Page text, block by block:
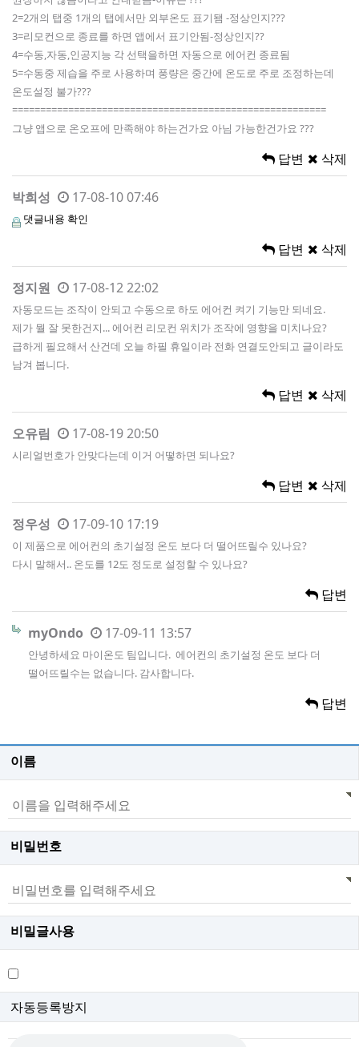
2=2개의 탭중 1개의 탭에서만 외부온도 표기됌 -정상인지???
3=리모컨으로 종료를 하면 앱에서 표기안됨-정상인지??
4=수동,자동,인공지능 각 선택을하면 자동으로 에어컨 종료됨
5=수동중 제습을 주로 사용하며 풍량은 중간에 온도로 주로 조정하는데
온도설정 불가???
========================================================
그냥 앱으로 온오프에 만족해야 하는건가요 아님 가능한건가요 ???
답변 삭제
박희성 17-08-10 07:46
댓글내용 확인
답변 삭제
정지원 17-08-12 22:02
자동모드는 조작이 안되고 수동으로 하도 에어컨 켜기 기능만 되네요.
제가 뭘 잘 못한건지... 에어컨 리모컨 위치가 조작에 영향을 미치나요?
급하게 필요해서 산건데 오늘 하필 휴일이라 전화 연결도안되고 글이라도
남겨 봅니다.
답변 삭제
오유림 17-08-19 20:50
시리얼번호가 안맞다는데 이거 어떻하면 되나요?
답변 삭제
정우성 17-09-10 17:19
이 제품으로 에어컨의 초기설정 온도 보다 더 떨어뜨릴수 있나요?
다시 말해서.. 온도를 12도 정도로 설정할 수 있나요?
답변
myOndo 17-09-11 13:57
안녕하세요 마이온도 팀입니다. 에어컨의 초기설정 온도 보다 더
떨어뜨릴수는 없습니다. 감사합니다.
답변
이름
비밀번호
비밀글사용
자동등록방지